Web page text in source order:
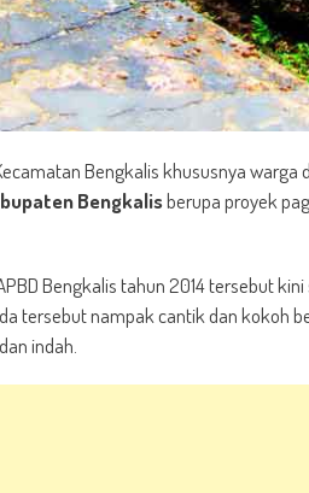
Bengkalis khususnya warga
Bengkalisberupa proyek
Bengkalis tahun 2014 tersebut
tersebut nampak cantik dan kokoh
indah.